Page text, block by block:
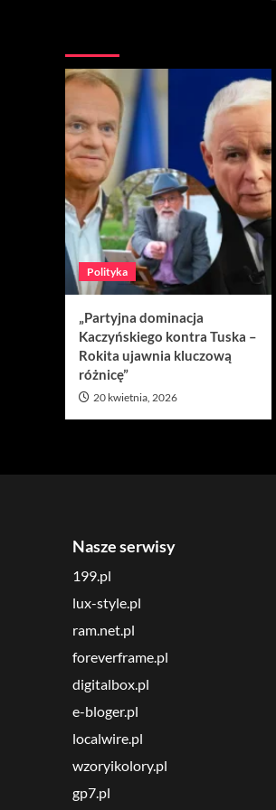
Polityka
„Partyjna dominacja
Kaczyńskiego kontra Tuska –
Rokita ujawnia kluczową
różnicę”
20 kwietnia, 2026
Nasze serwisy
199.pl
lux-style.pl
ram.net.pl
foreverframe.pl
digitalbox.pl
e-bloger.pl
localwire.pl
wzoryikolory.pl
gp7.pl